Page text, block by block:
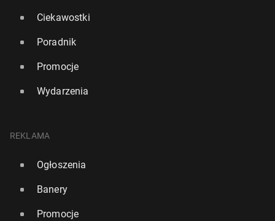
Ciekawostki
Poradnik
Promocje
Wydarzenia
REKLAMA
Ogłoszenia
Banery
Promocje